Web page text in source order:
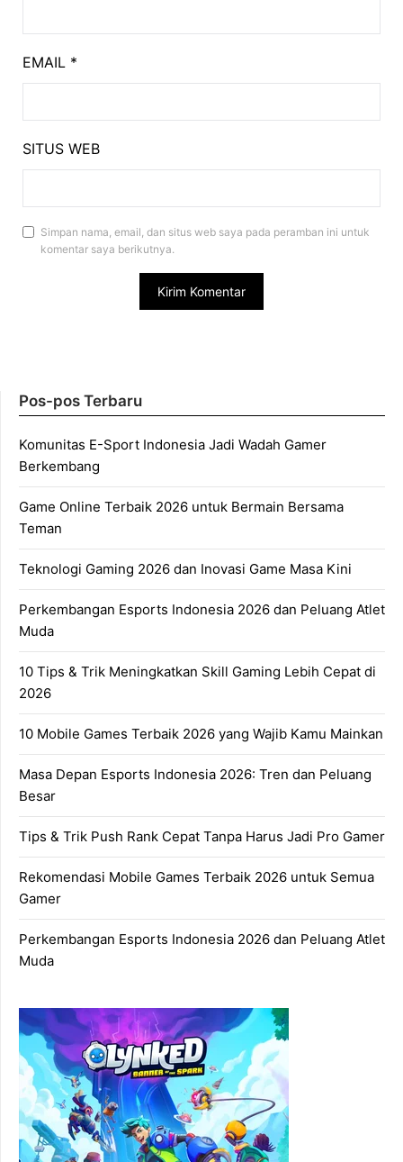
EMAIL *
SITUS WEB
Simpan nama, email, dan situs web saya pada peramban ini untuk
komentar saya berikutnya.
Pos-pos Terbaru
Komunitas E-Sport Indonesia Jadi Wadah Gamer
Berkembang
Game Online Terbaik 2026 untuk Bermain Bersama
Teman
Teknologi Gaming 2026 dan Inovasi Game Masa Kini
Perkembangan Esports Indonesia 2026 dan Peluang Atlet
Muda
10 Tips & Trik Meningkatkan Skill Gaming Lebih Cepat di
2026
10 Mobile Games Terbaik 2026 yang Wajib Kamu Mainkan
Masa Depan Esports Indonesia 2026: Tren dan Peluang
Besar
Tips & Trik Push Rank Cepat Tanpa Harus Jadi Pro Gamer
Rekomendasi Mobile Games Terbaik 2026 untuk Semua
Gamer
Perkembangan Esports Indonesia 2026 dan Peluang Atlet
Muda